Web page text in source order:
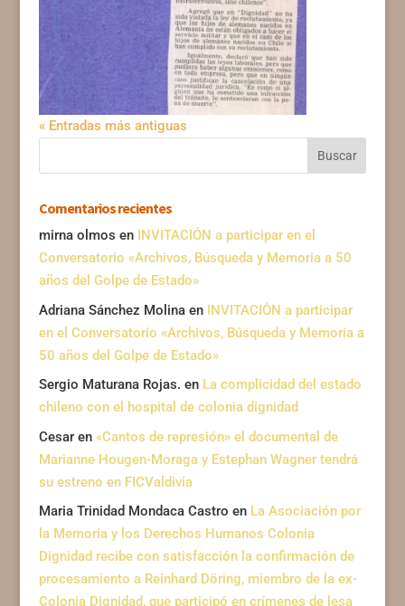
« Entradas más antiguas
Comentarios recientes
mirna olmos en
INVITACIÓN a participar en el
Conversatorio «Archivos, Búsqueda y Memoria a 50
años del Golpe de Estado»
Adriana Sánchez Molinaen INVITACIÓN a participar
en el Conversatorio «Archivos, Búsqueda y Memoria a
50 años del Golpe de Estado»
Sergio Maturana Rojas. en La complicidad del estado
chileno con el hospital de colonia dignidad
Cesaren «Cantos de represión» el documental de
Marianne Hougen-Moraga y Estephan Wagner tendrá
su estreno en FICValdivia
Maria Trinidad Mondaca Castro en La Asociación por
la Memoria y los Derechos Humanos Colonia
Dignidad recibe con satisfacción la confirmación de
procesamiento a Reinhard Döring, miembro de la ex-
Colonia Dignidad, que participó en crímenes de lesa